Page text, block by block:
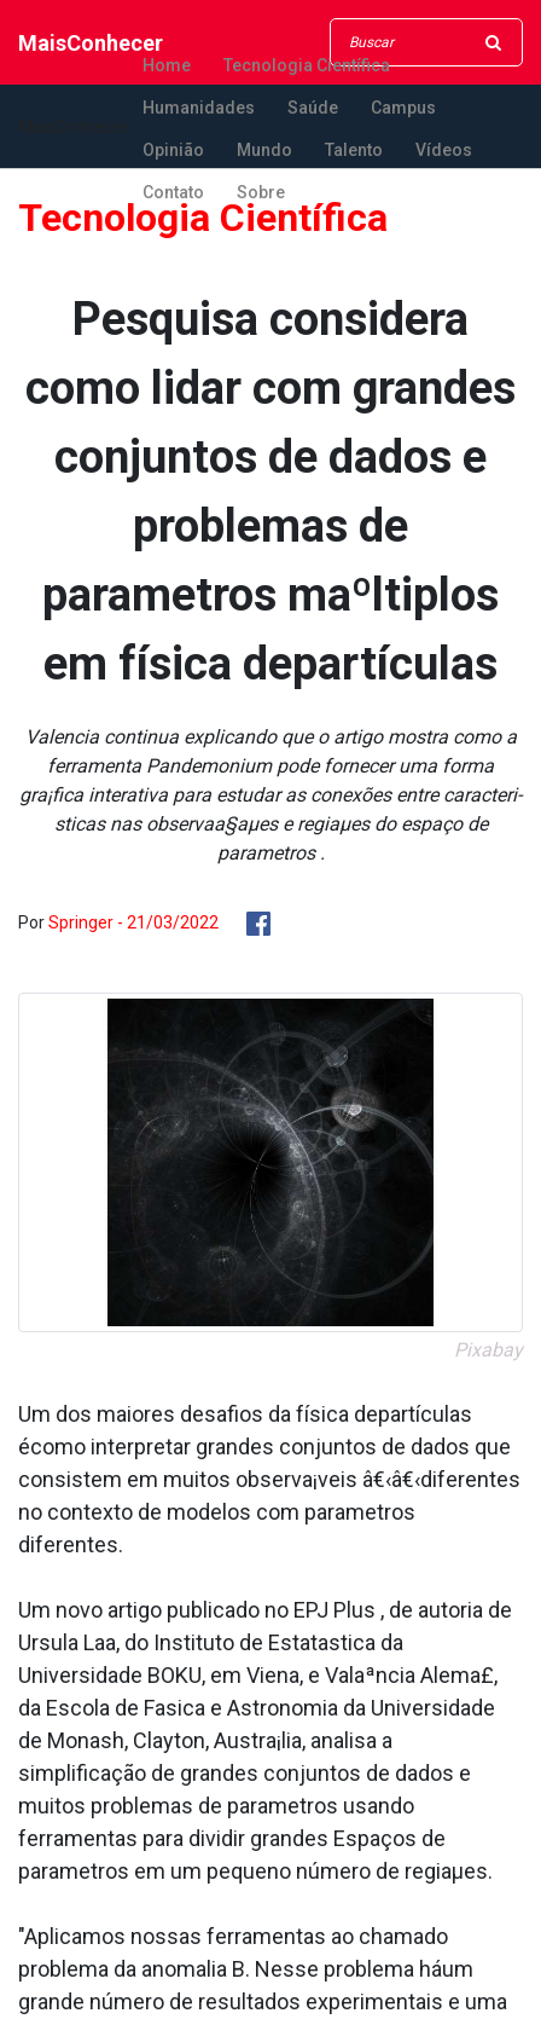
MaisConhecer
Home Tecnologia Científica
Humanidades Saúde Campus
Opinião Mundo Talento Vídeos
Contato Sobre
Tecnologia Científica
Pesquisa considera
como lidar com grandes
conjuntos de dados e
problemas de
parametros maºltiplos
em física departículas
Valencia continua explicando que o artigo mostra como a
ferramenta Pandemonium pode fornecer uma forma
gra¡fica interativa para estudar as conexões entre caracteri­
sticas nas observaa§aµes e regiaµes do espaço de
parametros .
PorSpringer - 21/03/2022
Pixabay
Um dos maiores desafios da física departículas
écomo interpretar grandes conjuntos de dados que
consistem em muitos observa¡veis â€‹â€‹diferentes
no contexto de modelos com parametros
diferentes.
Um novo artigo publicado no EPJ Plus , de autoria de
Ursula Laa, do Instituto de Estata­stica da
Universidade BOKU, em Viena, e Valaªncia Alema£,
da Escola de Fa­sica e Astronomia da Universidade
de Monash, Clayton, Austra¡lia, analisa a
simplificação de grandes conjuntos de dados e
muitos problemas de parametros usando
ferramentas para dividir grandes Espaços de
parametros em um pequeno número de regiaµes.
"Aplicamos nossas ferramentas ao chamado
problema da anomalia B. Nesse problema háum
grande número de resultados experimentais e uma